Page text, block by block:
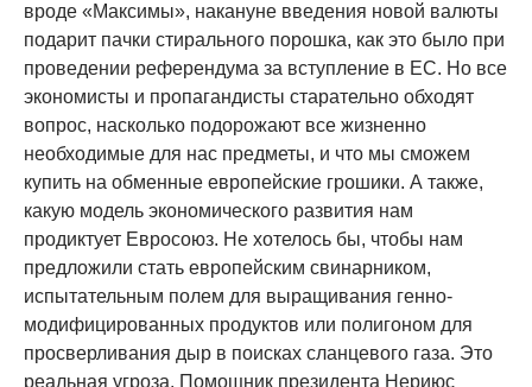
вроде «Максимы», накануне введения новой валюты
подарит пачки стирального порошка, как это было при
проведении референдума за вступление в ЕС. Но все
экономисты и пропагандисты старательно обходят
вопрос, насколько подорожают все жизненно
необходимые для нас предметы, и что мы сможем
купить на обменные европейские грошики. А также,
какую модель экономического развития нам
продиктует Евросоюз. Не хотелось бы, чтобы нам
предложили стать европейским свинарником,
испытательным полем для выращивания генно-
модифицированных продуктов или полигоном для
просверливания дыр в поисках сланцевого газа. Это
реальная угроза. Помощник президента Нериюс